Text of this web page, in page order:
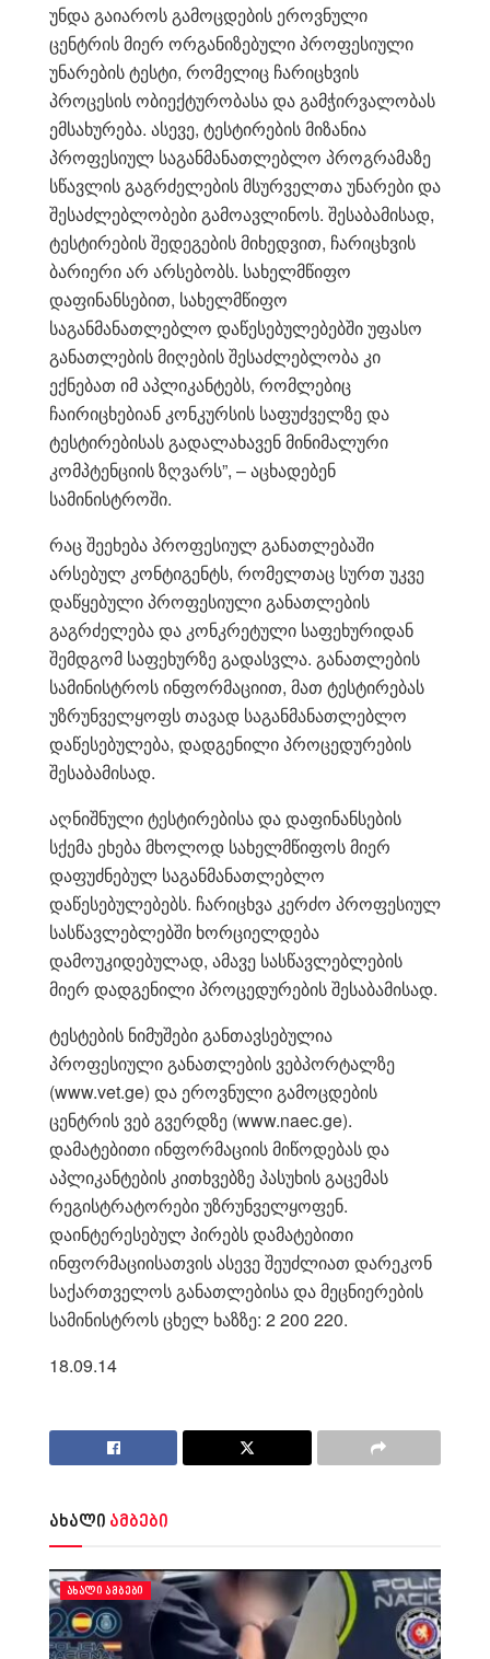
უნდა გაიაროს გამოცდების ეროვნული
ცენტრის მიერ ორგანიზებული პროფესიული
უნარების ტესტი, რომელიც ჩარიცხვის
პროცესის ობიექტურობასა და გამჭირვალობას
ემსახურება. ასევე, ტესტირების მიზანია
პროფესიულ საგანმანათლებლო პროგრამაზე
სწავლის გაგრძელების მსურველთა უნარები და
შესაძლებლობები გამოავლინოს. შესაბამისად,
ტესტირების შედეგების მიხედვით, ჩარიცხვის
ბარიერი არ არსებობს. სახელმწიფო
დაფინანსებით, სახელმწიფო
საგანმანათლებლო დაწესებულებებში უფასო
განათლების მიღების შესაძლებლობა კი
ექნებათ იმ აპლიკანტებს, რომლებიც
ჩაირიცხებიან კონკურსის საფუძველზე და
ტესტირებისას გადალახავენ მინიმალური
კომპტენციის ზღვარს”, – აცხადებენ
სამინისტროში.
რაც შეეხება პროფესიულ განათლებაში
არსებულ კონტიგენტს, რომელთაც სურთ უკვე
დაწყებული პროფესიული განათლების
გაგრძელება და კონკრეტული საფეხურიდან
შემდგომ საფეხურზე გადასვლა. განათლების
სამინისტროს ინფორმაციით, მათ ტესტირებას
უზრუნველყოფს თავად საგანმანათლებლო
დაწესებულება, დადგენილი პროცედურების
შესაბამისად.
აღნიშნული ტესტირებისა და დაფინანსების
სქემა ეხება მხოლოდ სახელმწიფოს მიერ
დაფუძნებულ საგანმანათლებლო
დაწესებულებებს. ჩარიცხვა კერძო პროფესიულ
სასწავლებლებში ხორციელდება
დამოუკიდებულად, ამავე სასწავლებლების
მიერ დადგენილი პროცედურების შესაბამისად.
ტესტების ნიმუშები განთავსებულია
პროფესიული განათლების ვებპორტალზე
(www.vet.ge) და ეროვნული გამოცდების
ცენტრის ვებ გვერდზე (www.naec.ge).
დამატებითი ინფორმაციის მიწოდებას და
აპლიკანტების კითხვებზე პასუხის გაცემას
რეგისტრატორები უზრუნველყოფენ.
დაინტერესებულ პირებს დამატებითი
ინფორმაციისათვის ასევე შეუძლიათ დარეკონ
საქართველოს განათლებისა და მეცნიერების
სამინისტროს ცხელ ხაზზე: 2 200 220.
18.09.14
ახალი ამბები
ᲐᲮᲐᲚᲘ ᲐᲛᲑᲔᲑᲘ